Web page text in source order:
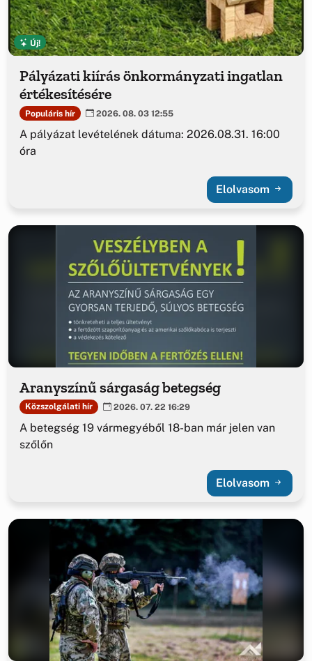
Új!
Pályázati kiírás önkormányzati ingatlan
értékesítésére
Populáris hír 2026. 08. 03 12:55
A pályázat levételének dátuma: 2026.08.31. 16:00
óra
Elolvasom
Aranyszínű sárgaság betegség
Közszolgálati hír 2026. 07. 22 16:29
A betegség 19 vármegyéből 18-ban már jelen van
szőlőn
Elolvasom